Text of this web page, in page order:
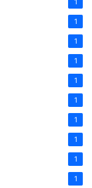
1
1
1
1
1
1
1
1
1
1